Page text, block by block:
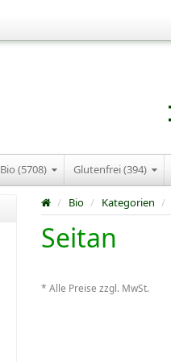
Bio (5708) Glutenfrei (394)
/ Bio / Kategorien /
Seitan
* Alle Preise zzgl. MwSt.